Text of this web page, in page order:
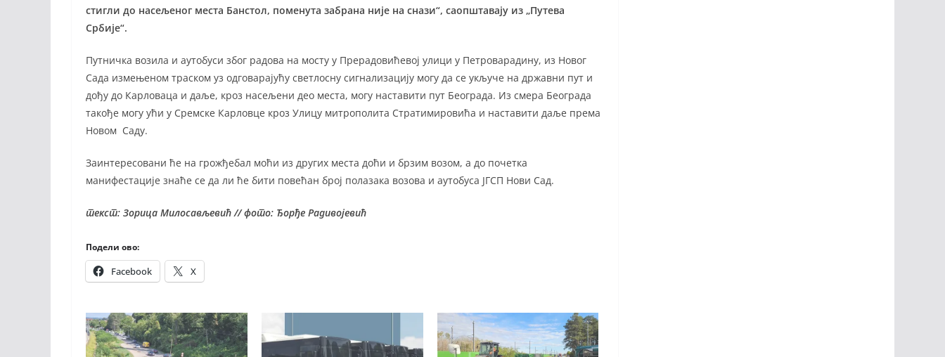
стигли до насељеног места Банстол, поменута забрана није на снази“, саопштавају из „Путева
Србије“.
Путничка возила и аутобуси због радова на мосту у Прерадовићевој улици у Петроварадину, из Новог
Сада измењеном траском уз одговарајућу светлосну сигнализацију могу да се укључе на државни пут и
дођу до Карловаца и даље, кроз насељени део места, могу наставити пут Београда. Из смера Београда
такође могу ући у Сремске Карловце кроз Улицу митрополита Стратимировића и наставити даље према
Новом Саду.
Заинтересовани ће на грожђебал моћи из других места доћи и брзим возом, а до почетка
манифестације знаће се да ли ће бити повећан број полазака возова и аутобуса ЈГСП Нови Сад.
текст: Зорица Милосављевић // фото: Ђорђе Радивојевић
Подели ово:
Facebook X